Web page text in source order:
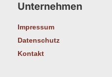
Unternehmen
Impressum
Datenschutz
Kontakt